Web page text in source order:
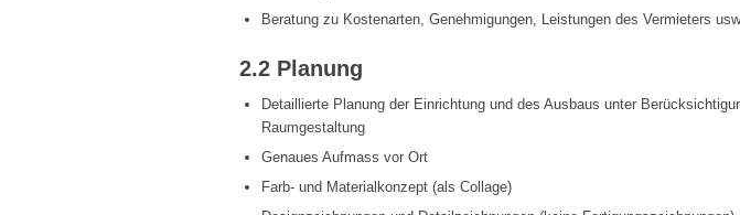
Beratung zu Kostenarten, Genehmigungen, Leistungen des Vermieters
2.2 Planung
Detaillierte Planung der Einrichtung und des Ausbaus unter
Raumgestaltung
Genaues Aufmass vor Ort
Farb- und Materialkonzept (als Collage)